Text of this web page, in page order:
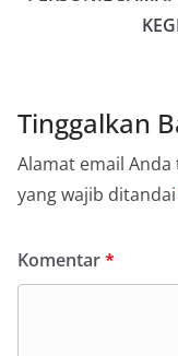
Tinggalkan
Alamat email
yang wajib ditandai
Komentar*